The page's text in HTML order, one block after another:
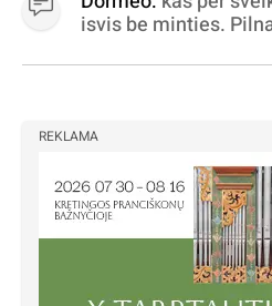
isvis be minties.
REKLAMA